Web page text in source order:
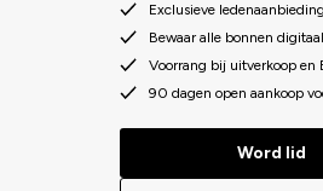
Exclusieve
Bewaar alle bonnen digitaal
Voorrang bij uitverkoop en
90 dagen open aankoop
Word lid